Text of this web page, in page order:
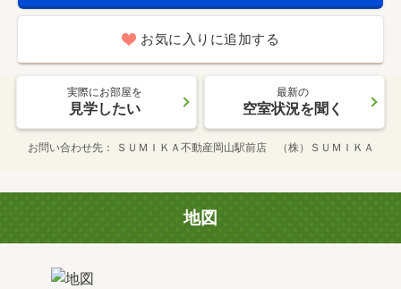
お気に入りに追加する
実際にお部屋を
見学したい
最新の
空室状況を聞く
お問い合わせ先 ＳＵＭＩＫＡ不動産岡山駅前店 （株）ＳＵＭＩＫＡ
地図